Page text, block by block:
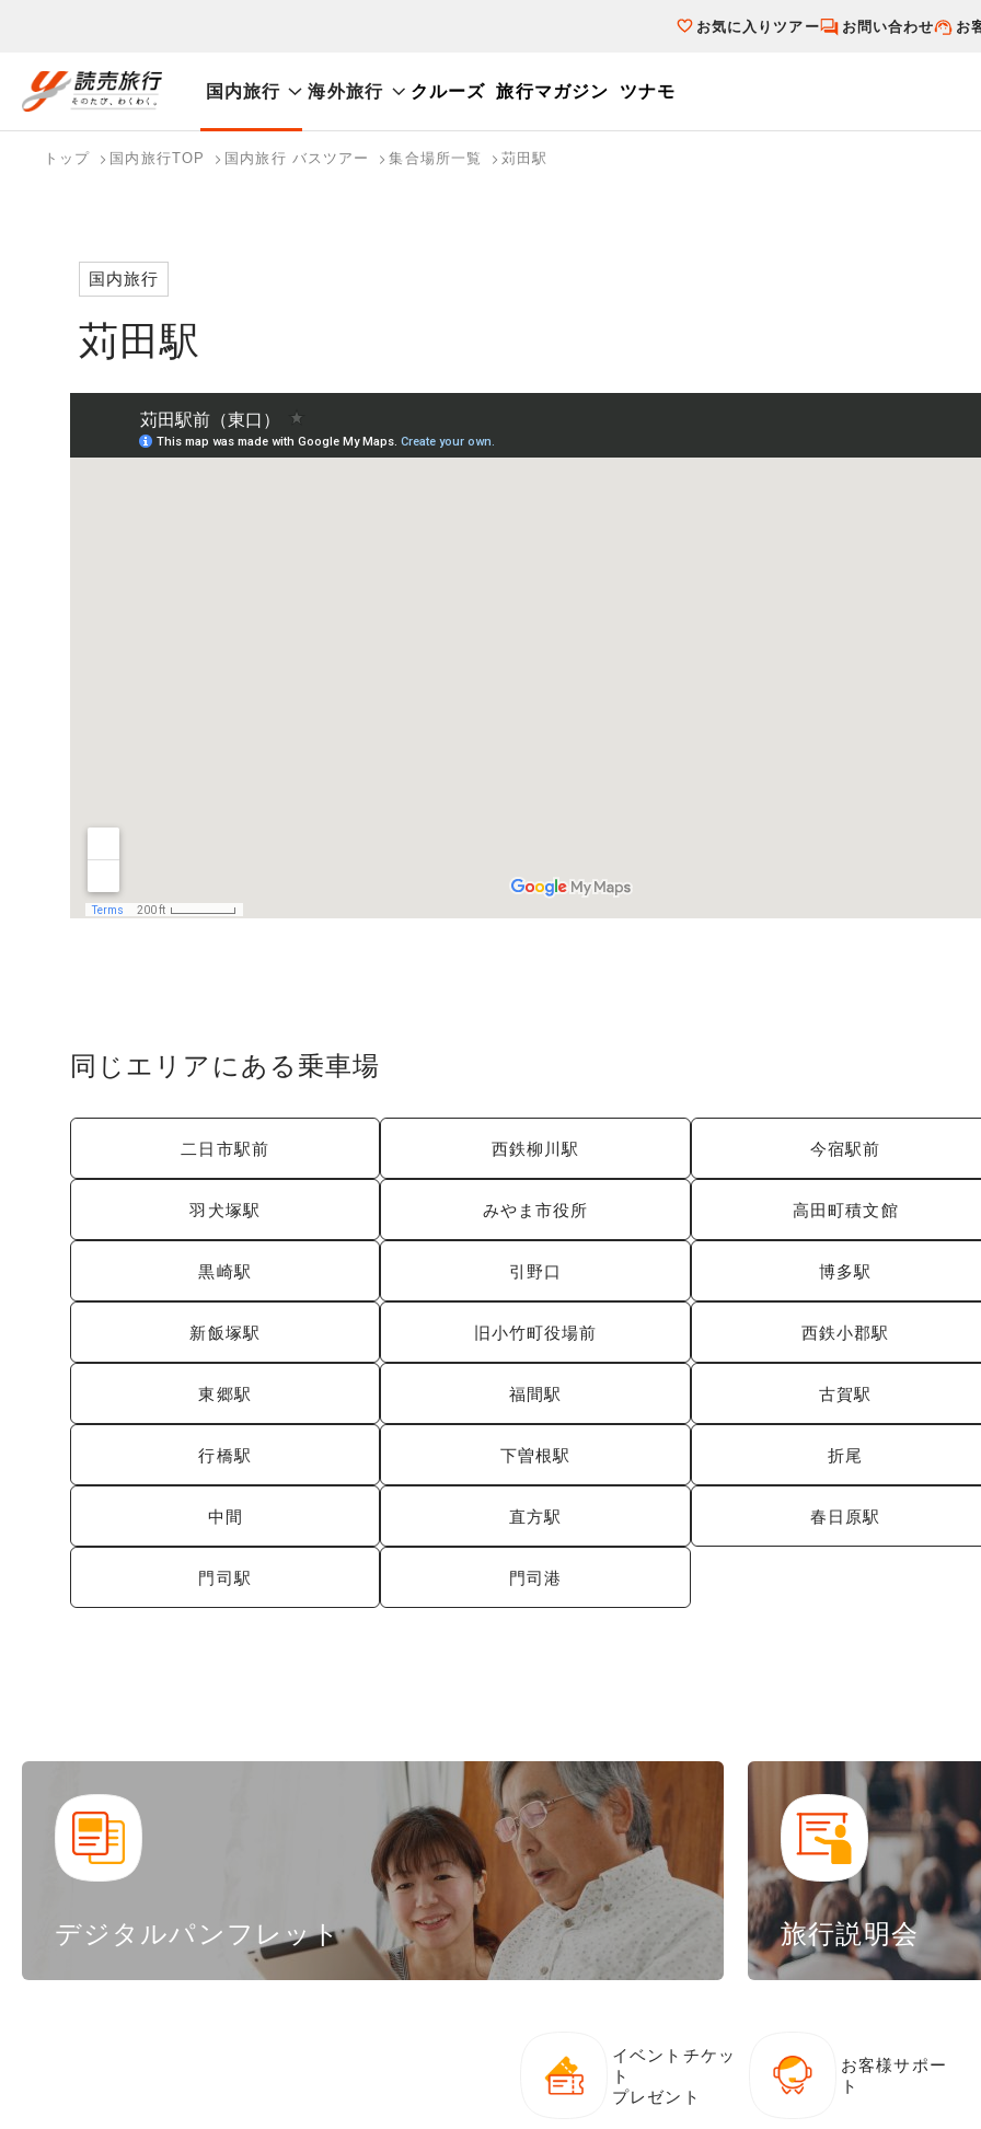
お気に入りツアー お問い合わせ お
国内旅行 海外旅行 クルーズ 旅行マガジン ツナモ
国内旅行トップ
海外旅行トップ
トップ 国内旅行TOP 国内旅行 バスツアー 集合場所一覧 苅田駅
苅田駅
国内旅行
同じエリアにある乗車場
二日市駅前 西鉄柳川駅 今宿駅前
羽犬塚駅 みやま市役所 高田町積文館
黒崎駅 引野口 博多駅
新飯塚駅 旧小竹町役場前 西鉄小郡駅
東郷駅 福間駅 古賀駅
行橋駅 下曽根駅 折尾
中間 直方駅 春日原駅
門司駅 門司港
デジタルパンフレット 旅行説明会
イベントチケッ
ト
プレゼント
お客様サポー
ト